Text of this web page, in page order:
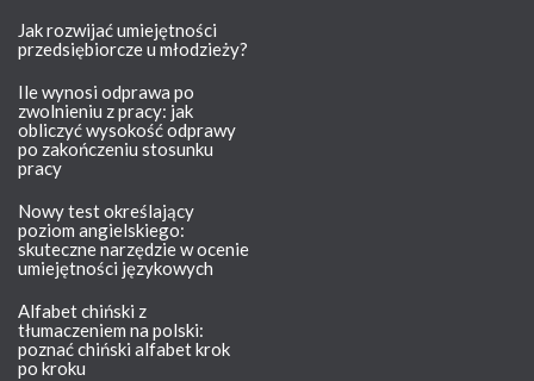
Jak rozwijać umiejętności
przedsiębiorcze u młodzieży?
Ile wynosi odprawa po
zwolnieniu z pracy: jak
obliczyć wysokość odprawy
po zakończeniu stosunku
pracy
Nowy test określający
poziom angielskiego:
skuteczne narzędzie w ocenie
umiejętności językowych
Alfabet chiński z
tłumaczeniem na polski:
poznać chiński alfabet krok
po kroku